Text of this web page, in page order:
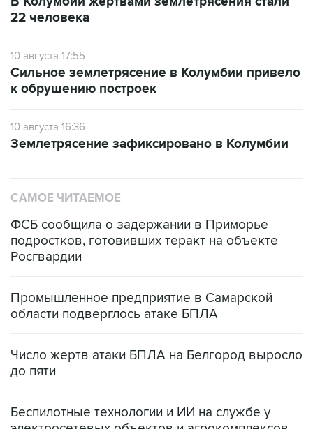
22 человека
10 августа 17:55
Сильное землетрясение в Колумбии привело
к обрушению построек
10 августа 16:36
Землетрясение зафиксировано в Колумбии
САМОЕ ЧИТАЕМОЕ
ФСБ сообщила о задержании в Приморье
подростков, готовивших теракт на объекте
Росгвардии
Промышленное предприятие в Самарской
области подверглось атаке БПЛА
Число жертв атаки БПЛА на Белгород выросло
до пяти
Беспилотные технологии и ИИ на службе у